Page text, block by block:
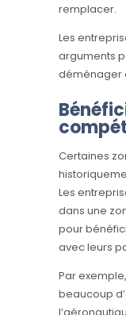
remplacer.
Les
arguments
déménager
Certaines
Les
dans une
pour
avec leurs
Par
beaucoup